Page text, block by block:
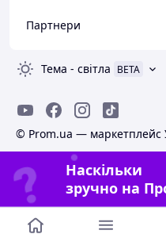
Партнери
Тема - світла BETA
© Prom.ua — маркетплейс
Наскільки
зручно на